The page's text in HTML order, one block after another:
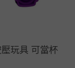
玩具 可當杯